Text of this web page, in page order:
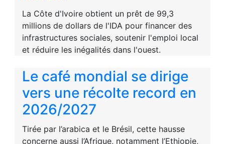
La Côte d'Ivoire obtient un prêt de 99,3
millions de dollars de l'IDA pour financer des
infrastructures sociales, soutenir l'emploi local
et réduire les inégalités dans l'ouest.
Le café mondial se dirige
vers une récolte record en
2026/2027
Tirée par l’arabica et le Brésil, cette hausse
concerne aussi l’Afrique, notamment l’Ethiopie,